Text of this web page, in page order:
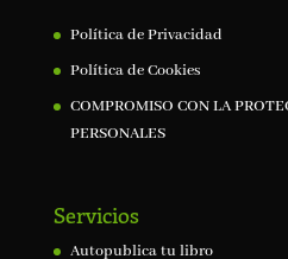
Política de Privacidad
Política de Cookies
COMPROMISO CON LA
PERSONALES
Servicios
Autopublica tu libro